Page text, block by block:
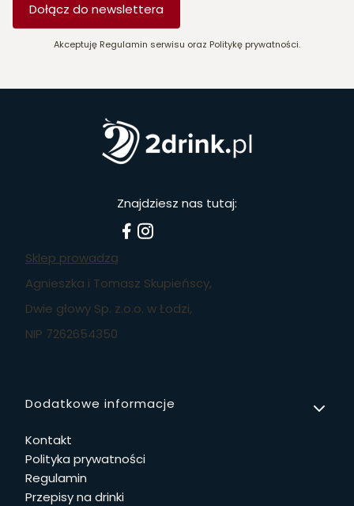
Dołącz do newslettera
Akceptuję Regulamin serwisu oraz Politykę prywatności.
Znajdziesz nas tutaj:
Sklep prowadzą
Agnieszka i Tomasz Skupieńscy,
Dwie głowy Sp. z.o.o. w Łodzi,
NIP 7262654350
Linki w stopce
Dodatkowe informacje
Kontakt
Polityka prywatności
Regulamin
Przepisy na drinki